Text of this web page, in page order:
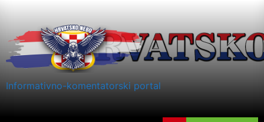
content
Informativno-komentatorski portal